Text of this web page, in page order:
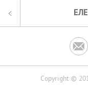

Copyright ©